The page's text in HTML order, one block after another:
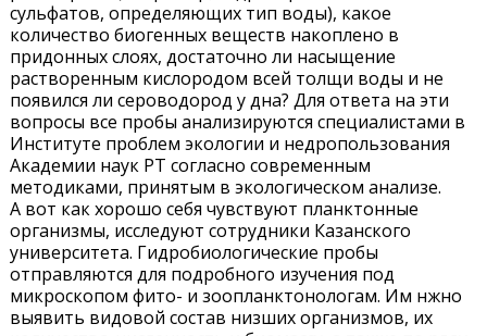
сульфатов, определяющих тип воды), какое
количество биогенных веществ накоплено в
придонных слоях, достаточно ли насыщение
растворенным кислородом всей толщи воды и не
появился ли сероводород у дна? Для ответа на эти
вопросы все пробы анализируются специалистами в
Институте проблем экологии и недропользования
Академии наук РТ согласно современным
методиками, принятым в экологическом анализе.
А вот как хорошо себя чувствуют планктонные
организмы, исследуют сотрудники Казанского
университета. Гидробиологические пробы
отправляются для подробного изучения под
микроскопом фито- и зоопланктонологам. Им нжно
выявить видовой состав низших организмов, их